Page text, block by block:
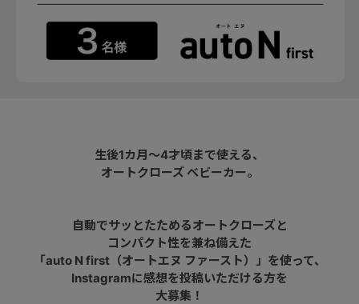
生後1カ月～4才頃まで使える、
オートクローズ ベビーカー。
自動でサッとたためるオートクローズと
コンパクト性を兼ね備えた
「auto N first（オートエヌ ファースト）」を使って、
Instagramに感想を投稿いただける方を
大募集！